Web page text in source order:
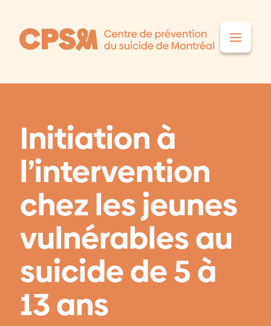
Initiation à
l’intervention
chez les jeunes
vulnérables au
suicide ​de5 à
13 ans